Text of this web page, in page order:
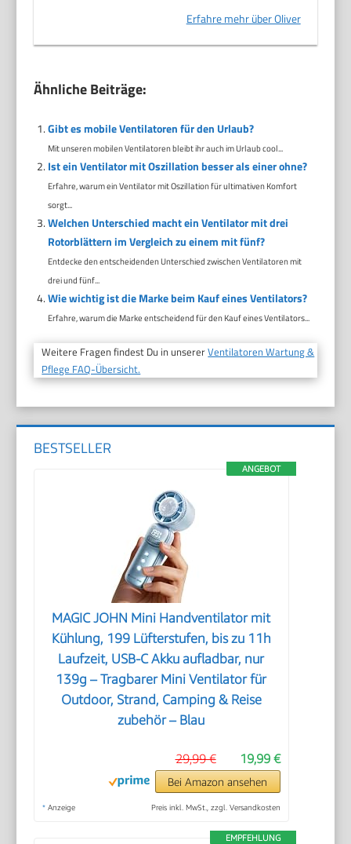
Erfahre mehr über Oliver
Ähnliche Beiträge:
Gibt es mobile Ventilatoren für den Urlaub?
Mit unseren mobilen Ventilatoren bleibt ihr auch im Urlaub cool...
Ist ein Ventilator mit Oszillation besser als einer ohne?
Erfahre, warum ein Ventilator mit Oszillation für ultimativen Komfort
sorgt...
Welchen Unterschied macht ein Ventilator mit drei
Rotorblättern im Vergleich zu einem mit fünf?
Entdecke den entscheidenden Unterschied zwischen Ventilatoren mit
drei und fünf...
Wie wichtig ist die Marke beim Kauf eines Ventilators?
Erfahre, warum die Marke entscheidend für den Kauf eines Ventilators...
Weitere Fragen findest Du in unsererVentilatoren Wartung &
Pflege FAQ-Übersicht.
BESTSELLER
ANGEBOT
MAGIC JOHN Mini Handventilator mit
Kühlung, 199 Lüfterstufen, bis zu 11h
Laufzeit, USB-C Akku aufladbar, nur
139g – Tragbarer Mini Ventilator für
Outdoor, Strand, Camping & Reise
zubehör – Blau
19,99 €
29,99 €
Bei Amazon ansehen
* Anzeige Preis inkl. MwSt., zzgl. Versandkosten
EMPFEHLUNG